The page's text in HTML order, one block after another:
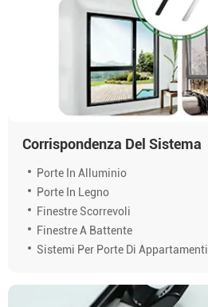
Corrispondenza Del Sistema
Porte In Alluminio
Porte In Legno
Finestre Scorrevoli
Finestre A Battente
Sistemi Per Porte Di Appartamenti